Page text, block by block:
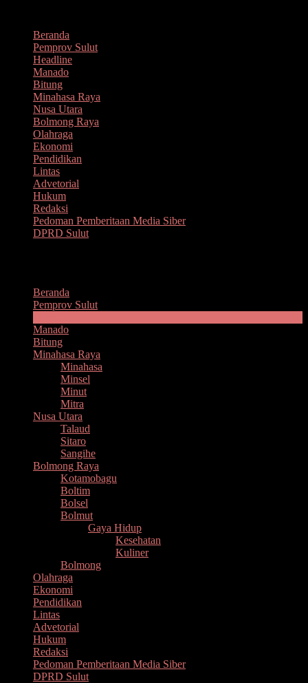
kontenBeranda
Pemprov Sulut
Headline
Manado
Bitung
Minahasa Raya
Nusa Utara
Bolmong Raya
Olahraga
Ekonomi
Pendidikan
Lintas
Advetorial
Hukum
Redaksi
Pedoman Pemberitaan Media Siber
DPRD Sulut
Beranda
Pemprov Sulut
Manado
Bitung
Minahasa Raya
Minahasa
Minsel
Minut
Mitra
Nusa Utara
Talaud
Sitaro
Sangihe
Bolmong Raya
Kotamobagu
Boltim
Bolsel
Bolmut
Gaya Hidup
Kesehatan
Kuliner
Bolmong
Olahraga
Ekonomi
Pendidikan
Lintas
Advetorial
Hukum
Redaksi
Pedoman Pemberitaan Media Siber
DPRD Sulut